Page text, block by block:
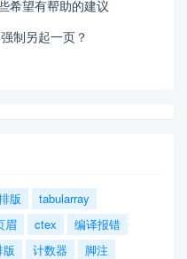
希望有帮助的建议
制另起一页？
版
tabularray
眉 ctex
编译报错
版 计数器
脚注